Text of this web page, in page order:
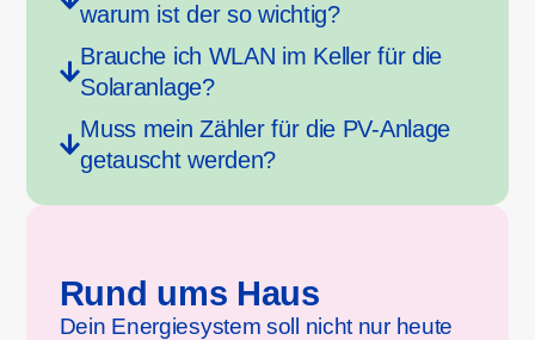
warum ist der so wichtig?
Brauche ich WLAN im Keller für die
Solaranlage?
Muss mein Zähler für die PV-Anlage
getauscht werden?
Rund ums Haus
Dein Energiesystem soll nicht nur heute